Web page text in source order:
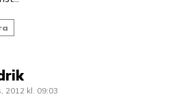
2012 kl. 09:03